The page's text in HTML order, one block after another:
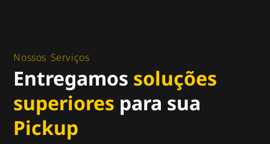
Nossos Serviços
Entregamos soluções
superiores para sua
Pickup